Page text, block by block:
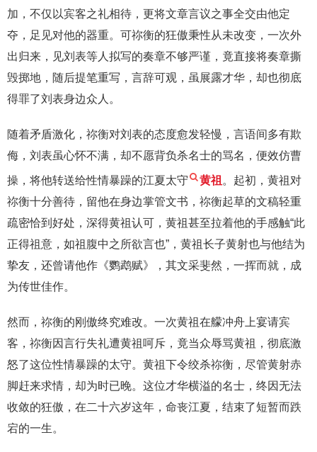
加，不仅以宾客之礼相待，更将文章言议之事全交由他定
夺，足见对他的器重。可祢衡的狂傲秉性从未改变，一次外
出归来，见刘表等人拟写的奏章不够严谨，竟直接将奏章撕
毁掷地，随后提笔重写，言辞可观，虽展露才华，却也彻底
得罪了刘表身边众人。
随着矛盾激化，祢衡对刘表的态度愈发轻慢，言语间多有欺
侮，刘表虽心怀不满，却不愿背负杀名士的骂名，便效仿曹
操，将他转送给性情暴躁的江夏太守 黄祖 。起初，黄祖对
祢衡十分善待，留他在身边掌管文书，祢衡起草的文稿轻重
疏密恰到好处，深得黄祖认可，黄祖甚至拉着他的手感触“此
正得祖意，如祖腹中之所欲言也”，黄祖长子黄射也与他结为
挚友，还曾请他作《鹦鹉赋》，其文采斐然，一挥而就，成
为传世佳作。
然而，祢衡的刚傲终究难改。一次黄祖在艨冲舟上宴请宾
客，祢衡因言行失礼遭黄祖呵斥，竟当众辱骂黄祖，彻底激
怒了这位性情暴躁的太守。黄祖下令绞杀祢衡，尽管黄射赤
脚赶来求情，却为时已晚。这位才华横溢的名士，终因无法
收敛的狂傲，在二十六岁这年，命丧江夏，结束了短暂而跌
宕的一生。